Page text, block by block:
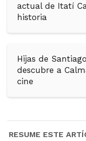
actual de Itatí
historia
Hijas de
descubre a
cine
RESUME ESTE